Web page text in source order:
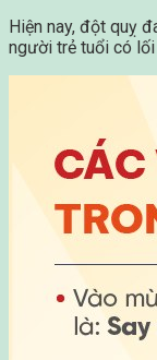
Hiện nay, đột quỵ
người trẻ tuổi có